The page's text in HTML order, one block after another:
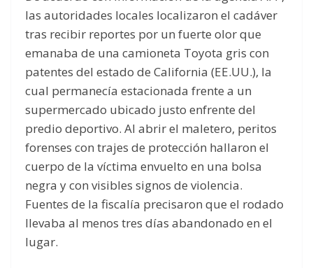
las autoridades locales localizaron el cadáver
tras recibir reportes por un fuerte olor que
emanaba de una camioneta Toyota gris con
patentes del estado de California (EE.UU.), la
cual permanecía estacionada frente a un
supermercado ubicado justo enfrente del
predio deportivo. Al abrir el maletero, peritos
forenses con trajes de protección hallaron el
cuerpo de la víctima envuelto en una bolsa
negra y con visibles signos de violencia.
Fuentes de la fiscalía precisaron que el rodado
llevaba al menos tres días abandonado en el
lugar.